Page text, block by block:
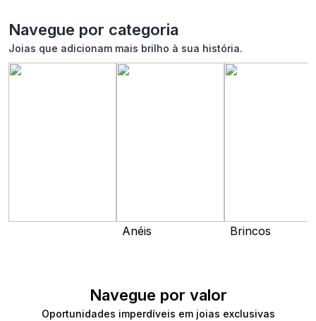
Navegue por categoria
Joias que adicionam mais brilho à sua história.
Anéis Brincos
Navegue por valor
Oportunidades imperdíveis em joias exclusivas